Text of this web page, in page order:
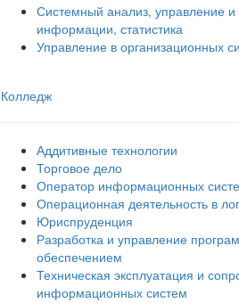
Системный анализ, управление и
информации, статистика
Управление в организационных
Колледж
Аддитивные технологии
Торговое дело
Оператор информационных
Операционная деятельность в
Юриспруденция
Разработка и управление
обеспечением
Техническая эксплуатация и
информационных систем